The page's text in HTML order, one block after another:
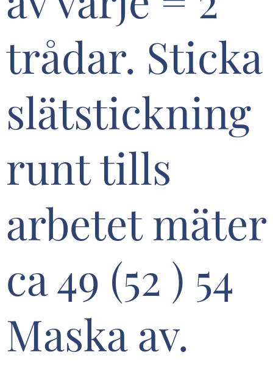
trådar. Sticka
slätstickning
runt tills
arbetet mäter
ca 49 (52 ) 54
Maska av.